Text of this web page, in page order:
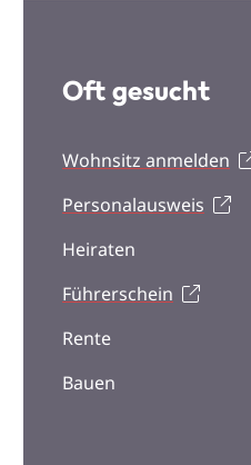
Oft gesucht
Wohnsitz anmelden
Personalausweis
Heiraten
Führerschein
Rente
Bauen